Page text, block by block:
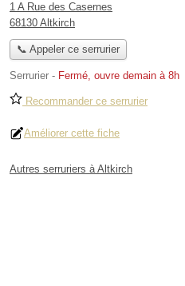
1 A Rue des Casernes
68130 Altkirch
📞 Appeler ce serrurier
Serrurier - Fermé, ouvre demain à 8h
Recommander ce serrurier
Améliorer cette fiche
Autres serruriers à Altkirch